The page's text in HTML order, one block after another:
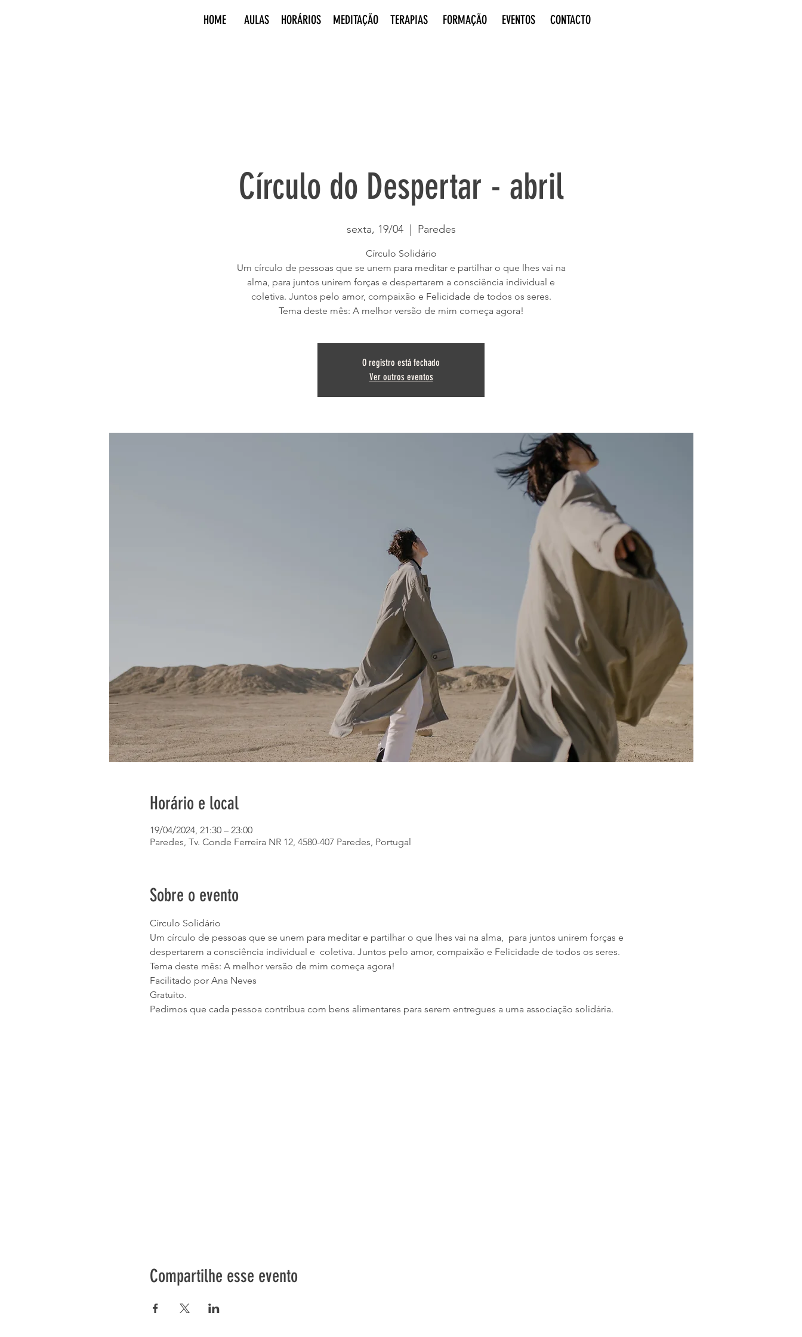
HOME AULAS HORÁRIOS MEDITAÇÃO TERAPIAS FORMAÇÃO EVENTOS CONTACTO
Círculo do Despertar - abril
sexta, 19/04
  |
Paredes
Círculo Solidário
Um círculo de pessoas que se unem para meditar e partilhar o que lhes vai na
alma, para juntos unirem forças e despertarem a consciência individual e
coletiva. Juntos pelo amor, compaixão e Felicidade de todos os seres.
Tema deste mês: A melhor versão de mim começa agora!
O registro está fechado
Ver outros eventos
Horário e local
19/04/2024, 21:30 – 23:00
Paredes, Tv. Conde Ferreira NR 12, 4580-407 Paredes, Portugal
Sobre o evento
Círculo Solidário
Um círculo de pessoas que se unem para meditar e partilhar o que lhes vai na alma,  para juntos unirem forças e
despertarem a consciência individual e  coletiva. Juntos pelo amor, compaixão e Felicidade de todos os seres.
Tema deste mês: A melhor versão de mim começa agora!
Facilitado por Ana Neves
Gratuito.
Pedimos que cada pessoa contribua com bens alimentares para serem entregues a uma associação solidária.
Compartilhe esse evento